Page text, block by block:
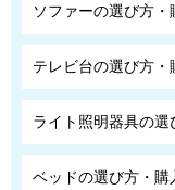
ソファーの選び方・
テレビ台の選び方・
ライト照明器具の
ベッドの選び方・購